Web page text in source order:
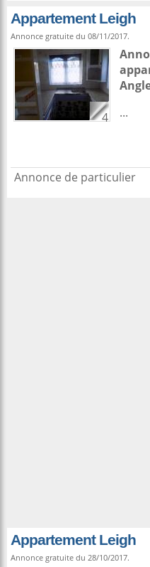
Appartement Leigh
Annonce gratuite du 08/11/2017.
4
...
Annonce de particulier
Appartement Leigh
Annonce gratuite du 28/10/2017.